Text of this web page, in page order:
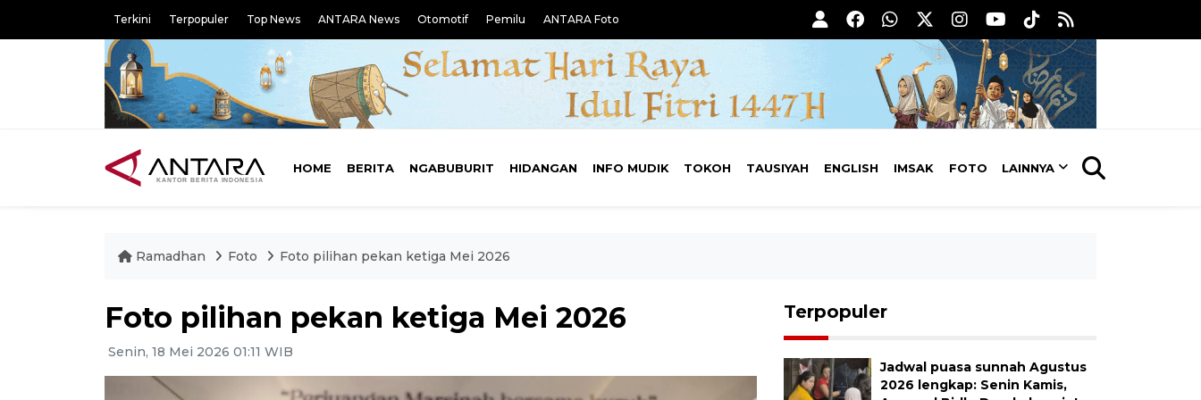
Terkini Terpopuler Top News ANTARA News Otomotif Pemilu ANTARA Foto
HOME BERITA NGABUBURIT HIDANGAN INFO MUDIK TOKOH TAUSIYAH ENGLISH IMSAK FOTO LAINNYA
Ramadhan Foto Foto pilihan pekan ketiga Mei 2026
Foto pilihan pekan ketiga Mei 2026
Senin, 18 Mei 2026 01:11 WIB
Terpopuler
Jadwal puasa sunnah Agustus
2026 lengkap: Senin Kamis,